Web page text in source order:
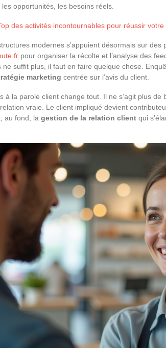
opportunités, les besoins réels.
des activités incontournables pour réussir
modernes s’appuient désormais sur des
pour organiser la récolte et l’analyse des
ne suffit plus, il faut en faire quelque chose.
marketing centrée sur l’avis du client.
à la parole client change tout. Il ne s’agit plus de
vraie. Le client impliqué devient
au fond, la gestion de la relation client qui